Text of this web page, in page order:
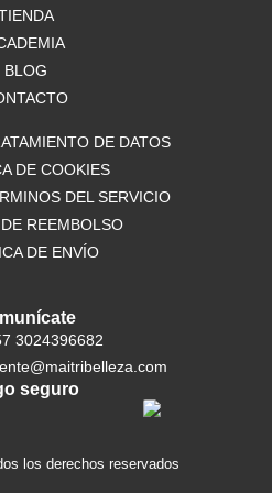
r
a
m
BLOG
DE DATOS
DE COOKIES
DEL SERVICIO
REEMBOLSO
DE ENVÍO
3024396682
seguro
los derechos reservados